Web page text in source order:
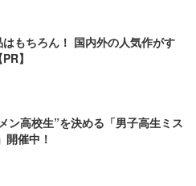
もちろん！ 国内外の人気作がす
】
ン高校生”を決める「男子高生ミス
開催中！